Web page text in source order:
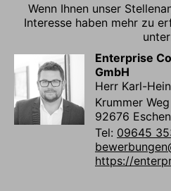
Wenn Ihnen unser
Interesse haben mehr zu
Enterprise
GmbH
Herr Karl-
Krummer
92676
Tel: 09645
https://